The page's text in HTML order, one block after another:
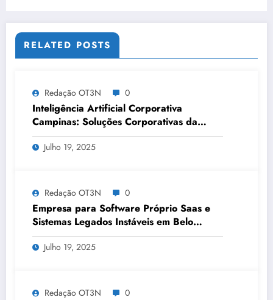
RELATED POSTS
Redação OT3N 0
Inteligência Artificial Corporativa
Campinas: Soluções Corporativas da
OT3N Brasil – Guia 3083
Julho 19, 2025
Redação OT3N 0
Empresa para Software Próprio Saas e
Sistemas Legados Instáveis em Belo
Horizonte | OT3N Brasil – Guia 3449
Julho 19, 2025
Redação OT3N 0